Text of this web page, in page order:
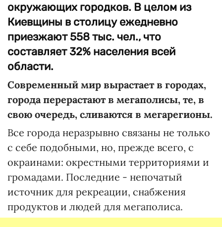
окружающих городков. В целом из
Киевщины в столицу ежедневно
приезжают 558 тыс. чел., что
составляет 32% населения всей
области.
Современный мир вырастает в городах,
города перерастают в мегаполисы, те, в
свою очередь, сливаются в мегарегионы.
Все города неразрывно связаны не только
с себе подобными, но, прежде всего, с
окраинами: окрестными территориями и
громадами. Последние - непочатый
источник для рекреации, снабжения
продуктов и людей для мегаполиса.